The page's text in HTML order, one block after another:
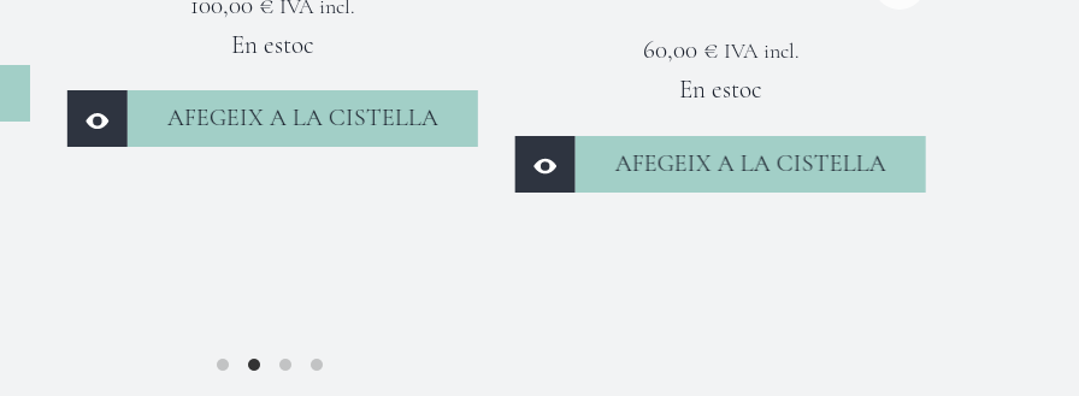
TALLER DE
AUTOCONEIXEMENT A
TRAVÉS DE LA VEU
60,00€ IVA incl.
En estoc